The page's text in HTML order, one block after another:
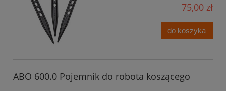
75,00 zł
do koszyka
ABO 600.0 Pojemnik do robota koszącego